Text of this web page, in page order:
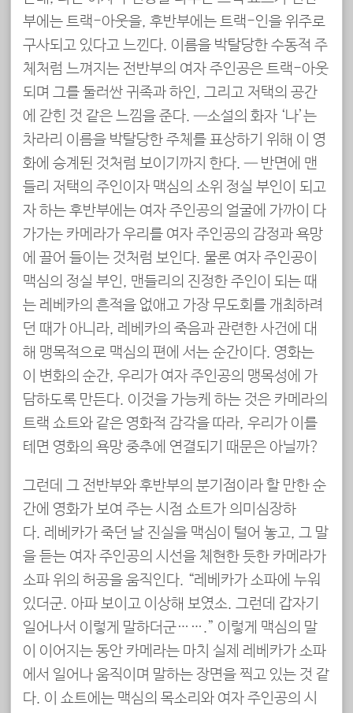
부에는 트랙-아웃을, 후반부에는 트랙-인을 위주로
구사되고 있다고 느낀다. 이름을 박탈당한 수동적 주
체처럼 느껴지는 전반부의 여자 주인공은 트랙-아웃
되며 그를 둘러싼 귀족과 하인, 그리고 저택의 공간
에 갇힌 것 같은 느낌을 준다. ­­—소설의 화자 ‘나’는
차라리 이름을 박탈당한 주체를 표상하기 위해 이 영
화에 승계된 것처럼 보이기까지 한다. — 반면에 맨
들리 저택의 주인이자 맥심의 소위 정실 부인이 되고
자 하는 후반부에는 여자 주인공의 얼굴에 가까이 다
가가는 카메라가 우리를 여자 주인공의 감정과 욕망
에 끌어 들이는 것처럼 보인다. 물론 여자 주인공이
맥심의 정실 부인, 맨들리의 진정한 주인이 되는 때
는 레베카의 흔적을 없애고 가장 무도회를 개최하려
던 때가 아니라, 레베카의 죽음과 관련한 사건에 대
해 맹목적으로 맥심의 편에 서는 순간이다. 영화는
이 변화의 순간, 우리가 여자 주인공의 맹목성에 가
담하도록 만든다. 이것을 가능케 하는 것은 카메라의
트랙 쇼트와 같은 영화적 감각을 따라, 우리가 이를
테면 영화의 욕망 중추에 연결되기 때문은 아닐까?
그런데 그 전반부와 후반부의 분기점이라 할 만한 순
간에 영화가 보여 주는 시점 쇼트가 의미심장하
다. 레베카가 죽던 날 진실을 맥심이 털어 놓고, 그 말
을 듣는 여자 주인공의 시선을 체현한 듯한 카메라가
소파 위의 허공을 움직인다. “레베카가 소파에 누워
있더군. 아파 보이고 이상해 보였소. 그런데 갑자기
일어나서 이렇게 말하더군…….” 이렇게 맥심의 말
이 이어지는 동안 카메라는 마치 실제 레베카가 소파
에서 일어나 움직이며 말하는 장면을 찍고 있는 것 같
다. 이 쇼트에는 맥심의 목소리와 여자 주인공의 시